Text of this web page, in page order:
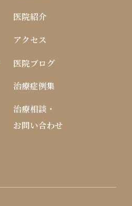
医院紹介
アクセス
医院ブログ
治療症例集
治療相談・
お問い合わせ